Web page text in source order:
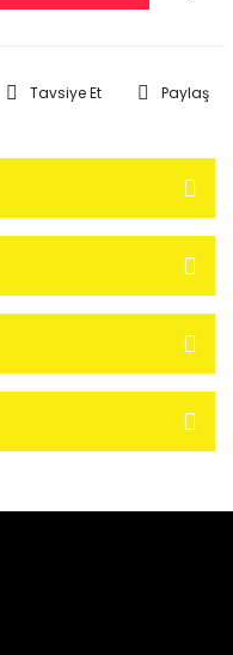
Tavsiye Et Paylaş